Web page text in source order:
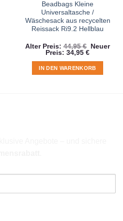
Beadbags Kleine
Universaltasche /
Wäschesack aus recycelten
Reissack Ri9.2 Hellblau
Alter Preis: 44,95€
44,95 €
Neuer
Preis: 34,95 €Aktueller
ist:
34,95 €.
IN DEN WARENKORB